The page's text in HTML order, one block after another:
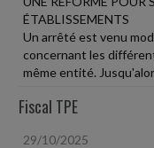
ÉTABLISSEMENTS
Un arrêté est venu
concernant les
même entité.
Fiscal TPE
29/10/2025